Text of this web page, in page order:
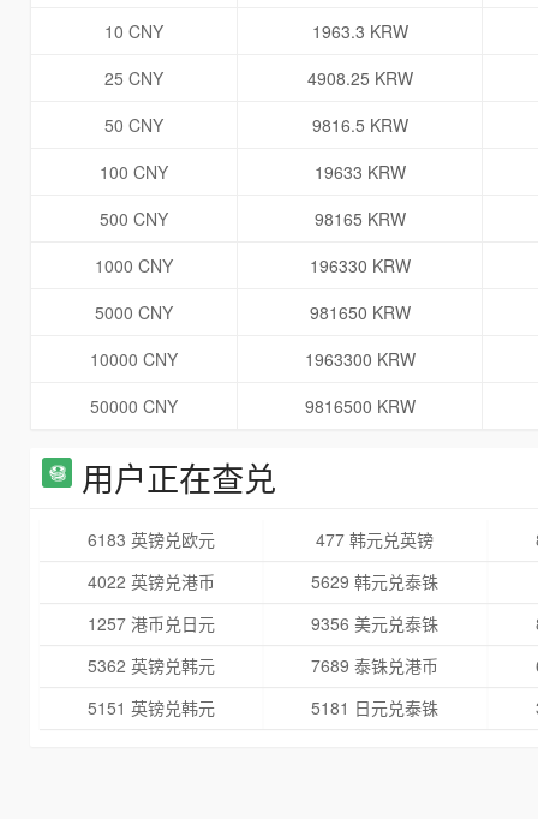
10 CNY
1963.3 KRW
25 CNY
4908.25 KRW
50 CNY
9816.5 KRW
100 CNY
19633 KRW
500 CNY
98165 KRW
1000 CNY
196330 KRW
5000 CNY
981650 KRW
10000 CNY
1963300 KRW
50000 CNY
9816500 KRW
用户正在查兑
6183 英镑兑欧元 477 韩元兑英镑
4022 英镑兑港币
5629 韩元兑泰铢
1257 港币兑日元
9356 美元兑泰铢
5362 英镑兑韩元
7689 泰铢兑港币
5151 英镑兑韩元
5181 日元兑泰铢